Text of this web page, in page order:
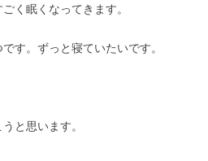
く眠くなってきます。
す。ずっと寝ていたいです。
と思います。